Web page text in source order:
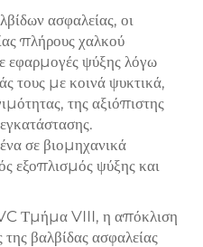
ασφαλείας, οι
πλήρους χαλκού
εφαρμογές ψύξης λόγω
τους με κοινά ψυκτικά,
της αξιόπιστης
σε βιομηχανικά
εξοπλισμός ψύξης και
Τμήμα VIII, η απόκλιση
βαλβίδας ασφαλείας